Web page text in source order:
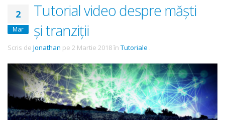
2
Mar
Tutorial video despre măști
și tranziții
Scris de Jonathan pe 2 Martie 2018în Tutoriale .